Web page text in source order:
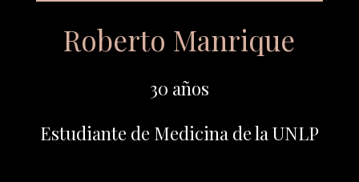
Roberto Manrique
30 años
Estudiante de Medicina de la UNLP